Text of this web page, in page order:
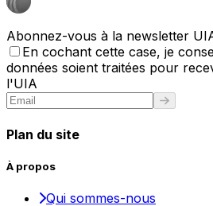
Abonnez-vous à la newsletter
En cochant cette case, je
données soient traitées pour
l'UIA
Plan du site
À propos
Qui sommes-nous